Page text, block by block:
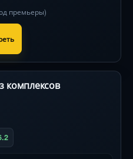
премьеры)
комплексов